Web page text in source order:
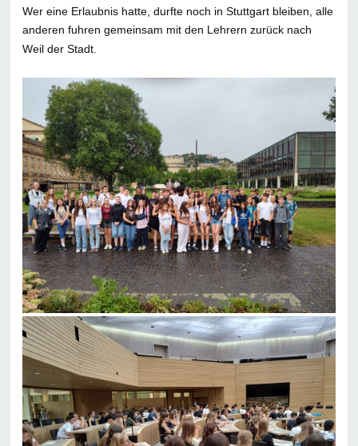
Wer eine Erlaubnis hatte, durfte noch in Stuttgart bleiben, alle
anderen fuhren gemeinsam mit den Lehrern zurück nach
Weil der Stadt.